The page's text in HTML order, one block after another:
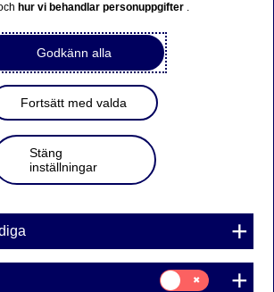
er en familie af fonde, hvor der er
på ESG. ESG er vigtige forhold, der
med virksomheders måde at drive
er den engelske forkortelse
forhold og selskabsledelse. ESG-
væsentlig rolle for at undgå negativ
bidrage til en mere
udvikling for virksomheden i det
sig gøre.
hur vi behandlar personuppgifter .
Godkänn alla
Fortsätt med valda
Stäng
inställningar
Samtycke
för: